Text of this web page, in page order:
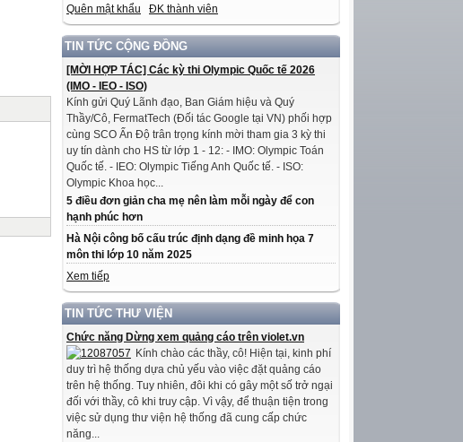
Quên mật khẩu ĐK thành viên
TIN TỨC CỘNG ĐỒNG
[MỜI HỢP TÁC] Các kỳ thi Olympic Quốc tế 2026
(IMO - IEO - ISO)
Kính gửi Quý Lãnh đạo, Ban Giám hiệu và Quý
Thầy/Cô, FermatTech (Đối tác Google tại VN) phối hợp
cùng SCO Ấn Độ trân trọng kính mời tham gia 3 kỳ thi
uy tín dành cho HS từ lớp 1 - 12: - IMO: Olympic Toán
Quốc tế. - IEO: Olympic Tiếng Anh Quốc tế. - ISO:
Olympic Khoa học...
5 điều đơn giản cha mẹ nên làm mỗi ngày để con
hạnh phúc hơn
Hà Nội công bố cấu trúc định dạng đề minh họa 7
môn thi lớp 10 năm 2025
Xem tiếp
TIN TỨC THƯ VIỆN
Chức năng Dừng xem quảng cáo trên violet.vn
Kính chào các thầy, cô! Hiện tại, kinh phí
duy trì hệ thống dựa chủ yếu vào việc đặt quảng cáo
trên hệ thống. Tuy nhiên, đôi khi có gây một số trở ngại
đối với thầy, cô khi truy cập. Vì vậy, để thuận tiện trong
việc sử dụng thư viện hệ thống đã cung cấp chức
năng...